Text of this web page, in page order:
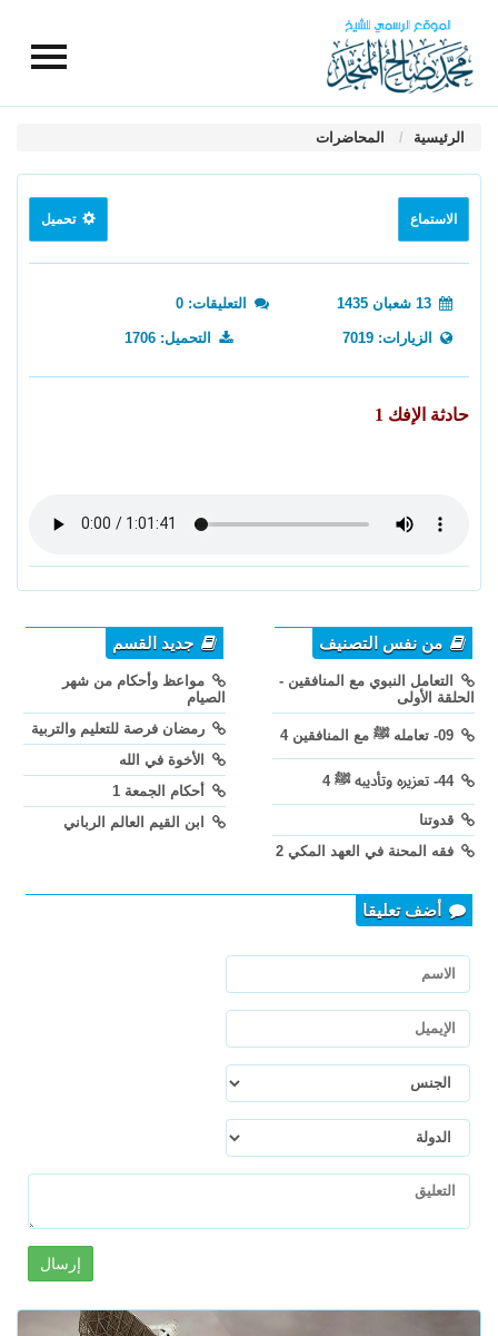
الرئيسية المحاضرات
الاستماع تحميل
التعليقات: 0
الزيارات: 7019 التحميل: 1706
حادثة الإفك 1
من نفس التصنيف
التعامل النبوي مع المنافقين -
الحلقة الأولى
44- تعزيره وتأديبه ﷺ 4
قدوتنا
فقه المحنة في العهد المكي 2
جديد القسم
مواعظ وأحكام من شهر
الصيام
رمضان فرصة للتعليم والتربية
الأخوة في الله
أحكام الجمعة 1
ابن القيم العالم الرباني
أضف تعليقا
إرسال